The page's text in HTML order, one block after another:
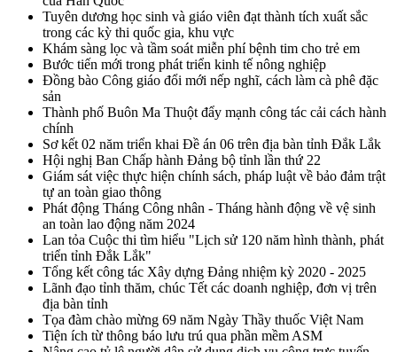
Tuyên dương học sinh và giáo viên đạt thành tích xuất sắc
trong các kỳ thi quốc gia, khu vực
Khám sàng lọc và tầm soát miễn phí bệnh tim cho trẻ em
Bước tiến mới trong phát triển kinh tế nông nghiệp
Đồng bào Công giáo đổi mới nếp nghĩ, cách làm cà phê đặc
sản
Thành phố Buôn Ma Thuột đẩy mạnh công tác cải cách hành
chính
Sơ kết 02 năm triển khai Đề án 06 trên địa bàn tỉnh Đắk Lắk
Hội nghị Ban Chấp hành Đảng bộ tỉnh lần thứ 22
Giám sát việc thực hiện chính sách, pháp luật về bảo đảm trật
tự an toàn giao thông
Phát động Tháng Công nhân - Tháng hành động về vệ sinh
an toàn lao động năm 2024
Lan tỏa Cuộc thi tìm hiểu "Lịch sử 120 năm hình thành, phát
triển tỉnh Đắk Lắk"
Tổng kết công tác Xây dựng Đảng nhiệm kỳ 2020 - 2025
Lãnh đạo tỉnh thăm, chúc Tết các doanh nghiệp, đơn vị trên
địa bàn tỉnh
Tọa đàm chào mừng 69 năm Ngày Thầy thuốc Việt Nam
Tiện ích từ thông báo lưu trú qua phần mềm ASM